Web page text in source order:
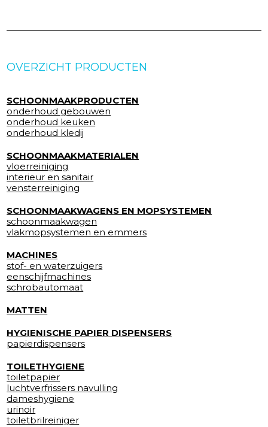
OVERZICHT PRODUCTEN
SCHOONMAAKPRODUCTEN
onderhoud gebouwen
onderhoud keuken
onderhoud kledij
SCHOONMAAKMATERIALEN
vloerreiniging
interieur en sanitair
vensterreiniging
SCHOONMAAKWAGENS EN MOPSYSTEMEN
schoonmaakwagen
vlakmopsystemen en emmers
MACHINES
stof- en waterzuigers
eenschijfmachines
schrobautomaat
MATTEN
HYGIENISCHE PAPIER DISPENSERS
papierdispensers
TOILETHYGIENE
toiletpapier
luchtverfrissers navulling
dameshygiene
urinoir
toiletbrilreiniger